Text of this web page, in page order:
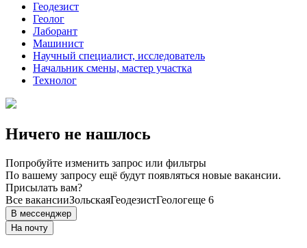
Геодезист
Геолог
Лаборант
Машинист
Научный специалист, исследователь
Начальник смены, мастер участка
Технолог
Ничего не нашлось
Попробуйте изменить запрос или фильтры
По вашему запросу ещё будут появляться новые вакансии.
Присылать вам?
Все вакансииЗольскаяГеодезистГеологеще 6
В мессенджер
На почту